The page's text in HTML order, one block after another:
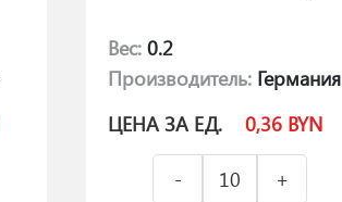
Вес: 0.2
Производитель: Германия
ЦЕНА ЗА ЕД.
0,36 BYN